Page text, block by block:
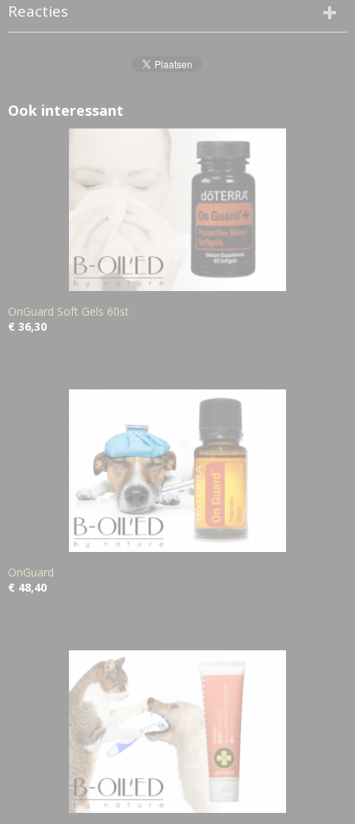
Reacties
Ook interessant
OnGuard Soft Gels 60st
€ 36,30
OnGuard
€ 48,40